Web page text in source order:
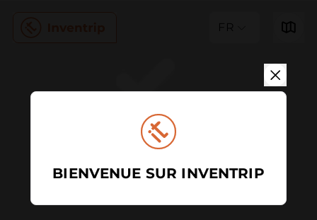
FR
BIENVENUE SUR INVENTRIP